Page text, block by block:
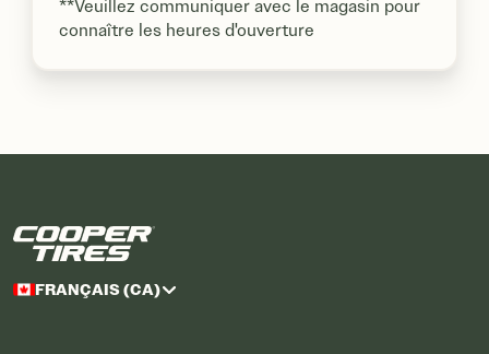
**Veuillez communiquer avec le magasin pour
connaître les heures d'ouverture
FRANÇAIS (CA)